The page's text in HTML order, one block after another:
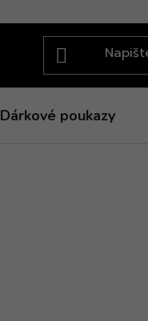
Dárkové poukazy